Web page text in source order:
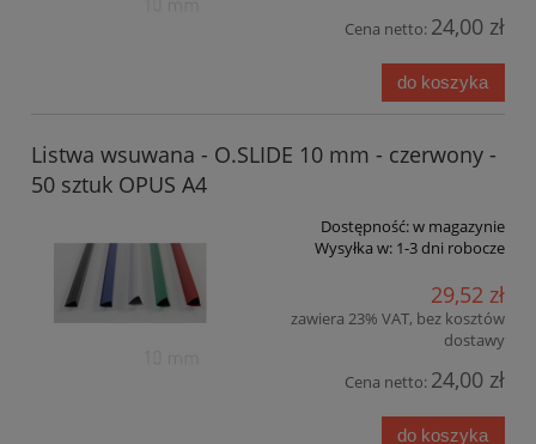
Cena netto: 24,00 zł
do koszyka
Listwa wsuwana - O.SLIDE 10 mm - czerwony -
50 sztuk OPUS A4
Dostępność:w magazynie
Wysyłka w: 1-3 dni robocze
29,52 zł
zawiera 23% VAT, bez kosztów
dostawy
Cena netto: 24,00 zł
do koszyka